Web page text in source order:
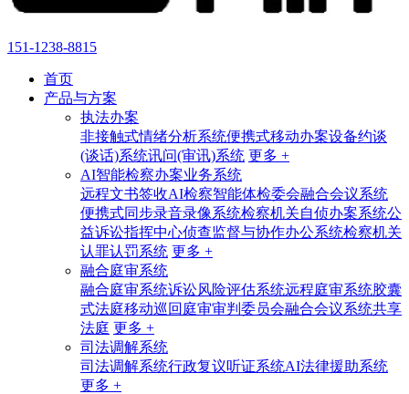
151-1238-8815
首页
产品与方案
执法办案
非接触式情绪分析系统便携式移动办案设备约谈
(谈话)系统讯问(审讯)系统 更多 +
AI智能检察办案业务系统
远程文书签收AI检察智能体检委会融合会议系统
便携式同步录音录像系统检察机关自侦办案系统公
益诉讼指挥中心侦查监督与协作办公系统检察机关
认罪认罚系统 更多 +
融合庭审系统
融合庭审系统诉讼风险评估系统远程庭审系统胶囊
式法庭移动巡回庭审审判委员会融合会议系统共享
法庭 更多 +
司法调解系统
司法调解系统行政复议听证系统AI法律援助系统
更多 +